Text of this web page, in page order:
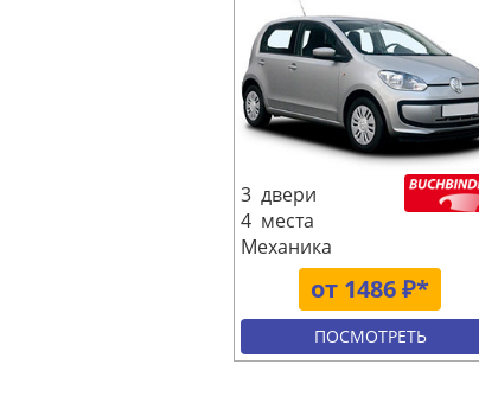
от 1486 ₽*
3 двери
4 места
Механика
ПОСМОТРЕТЬ